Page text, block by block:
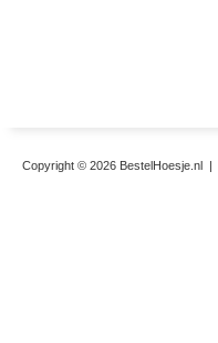
Copyright © 2026 BestelHoesje.nl |